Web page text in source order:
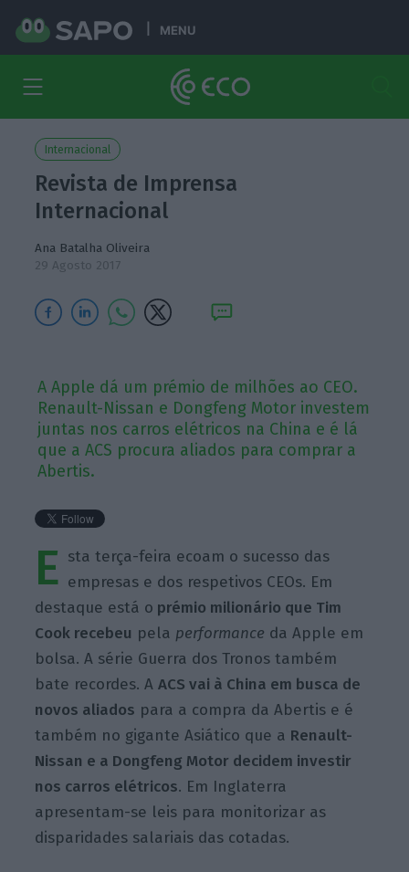
MENU
Internacional
Revista de Imprensa
Internacional
Ana Batalha Oliveira
29 Agosto 2017
A Apple dá um prémio de milhões ao CEO.
Renault-Nissan e Dongfeng Motor investem
juntas nos carros elétricos na China e é lá
que a ACS procura aliados para comprar a
Abertis.
E sta terça-feira ecoam o sucesso das
empresas e dos respetivos CEOs. Em
destaque está o prémio milionário que Tim
Cook recebeu pela performance da Apple em
bolsa. A série Guerra dos Tronos também
bate recordes. AACS vai à China em busca de
novos aliados para a compra da Abertis e é
também no gigante Asiático que a Renault-
Nissan e a Dongfeng Motor decidem investir
nos carros elétricos. Em Inglaterra
apresentam-se leis para monitorizar as
disparidades salariais das cotadas.